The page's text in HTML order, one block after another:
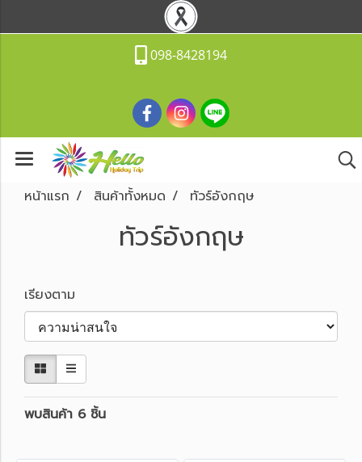
098-8428194
หน้าแรก สินค้าทั้งหมด ทัวร์อังกฤษ
ทัวร์อังกฤษ
เรียงตาม
พบสินค้า 6 ชิ้น